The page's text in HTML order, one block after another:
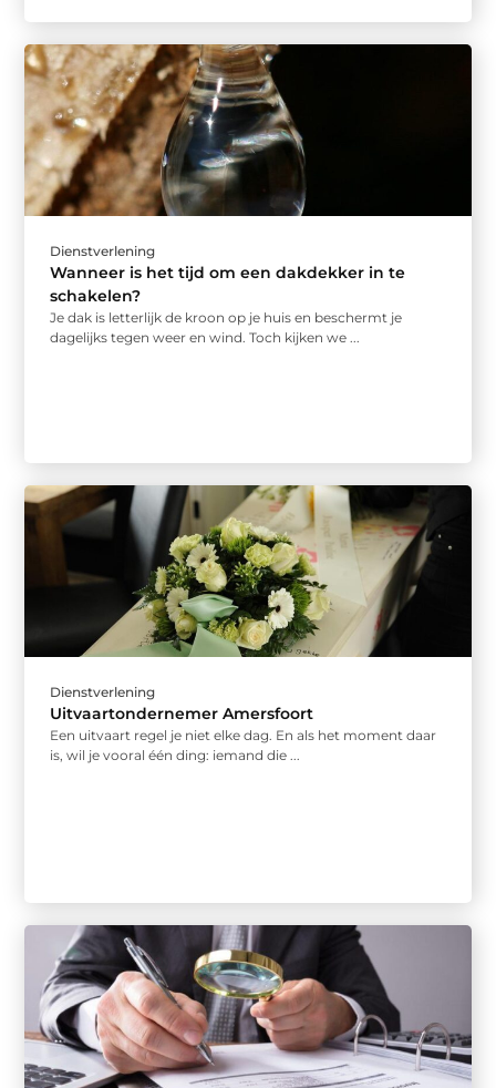
Dienstverlening
Wanneer is het tijd om een dakdekker in te
schakelen?
Je dak is letterlijk de kroon op je huis en beschermt je
dagelijks tegen weer en wind. Toch kijken we ...
Dienstverlening
Uitvaartondernemer Amersfoort
Een uitvaart regel je niet elke dag. En als het moment daar
is, wil je vooral één ding: iemand die ...